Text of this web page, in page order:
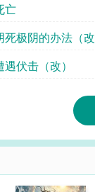
亡
极阴的办法（改
伏击（改）